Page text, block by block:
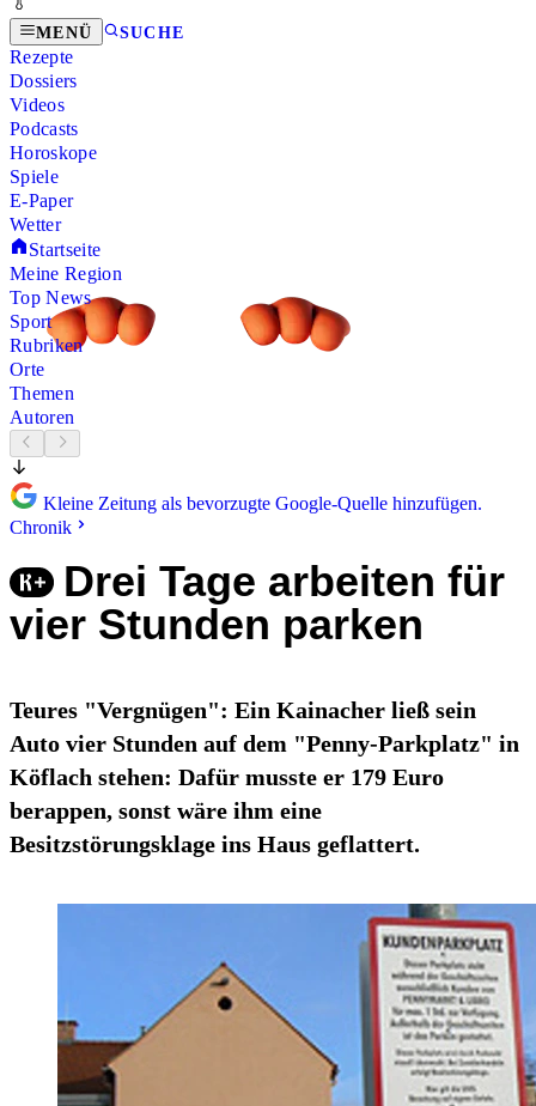
MENÜ SUCHE
Rezepte
Dossiers
Videos
Podcasts
Horoskope
Spiele
E-Paper
Wetter
Startseite
Meine Region
Top News
Sport
Rubriken
Orte
Themen
Autoren
Kleine Zeitung als bevorzugte Google-Quelle hinzufügen.
Chronik
Drei Tage arbeiten für
vier Stunden parken
Teures "Vergnügen": Ein Kainacher ließ sein
Auto vier Stunden auf dem "Penny-Parkplatz" in
Köflach stehen: Dafür musste er 179 Euro
berappen, sonst wäre ihm eine
Besitzstörungsklage ins Haus geflattert.